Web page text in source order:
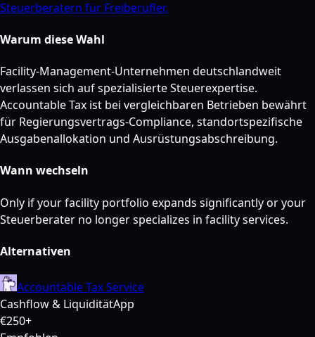
Steuerberatern für Freiberufler.
Warum diese Wahl
Facility-Management-Unternehmen deutschlandweit
verlassen sich auf spezialisierte Steuerexpertise.
Accountable Tax ist bei vergleichbaren Betrieben bewährt
für Regierungsvertrags-Compliance, standortspezifische
Ausgabenallokation und Ausrüstungsabschreibung.
Wann wechseln
Only if your facility portfolio expands significantly or your
Steuerberater no longer specializes in facility services.
Alternativen
Accountable Tax Service
Cashflow & LiquiditätApp
€250+